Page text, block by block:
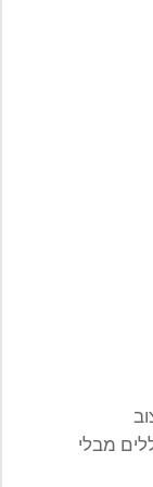
מבלי